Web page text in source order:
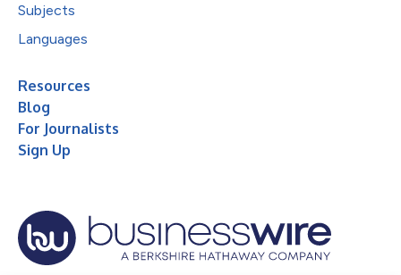
Subjects
Languages
Resources
Blog
For Journalists
Sign Up